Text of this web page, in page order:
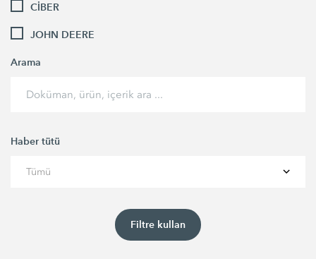
CİBER
JOHN DEERE
Arama
Haber tütü
Tümü
Filtre kullan